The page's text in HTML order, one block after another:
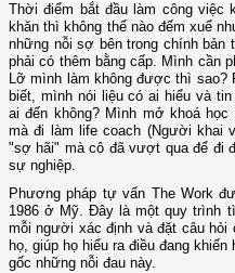
Thời điểm bắt đầu làm công việc
khăn thì không thể nào đếm xuể
những nỗi sợ bên trong chính bản
phải có thêm bằng cấp. Mình cần
Lỡ mình làm không được thì sao?
biết, mình nói liệu có ai hiểu và
ai đến không? Mình mở khoá
mà đi làm life coach (Người khai
"sợ hãi" mà cô đã vượt qua để đi
sự nghiệp.
Phương pháp tự vấn The Work
1986 ở Mỹ. Đây là một quy trình
mỗi người xác định và đặt câu hỏi
họ, giúp họ hiểu ra điều đang
gốc những nỗi đau này.